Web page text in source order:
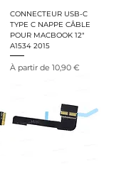
CONNECTEUR USB-C
TYPE C NAPPE CÂBLE
POUR MACBOOK 12"
A1534 2015
À partir de 10,90 €
Prix promotionnel